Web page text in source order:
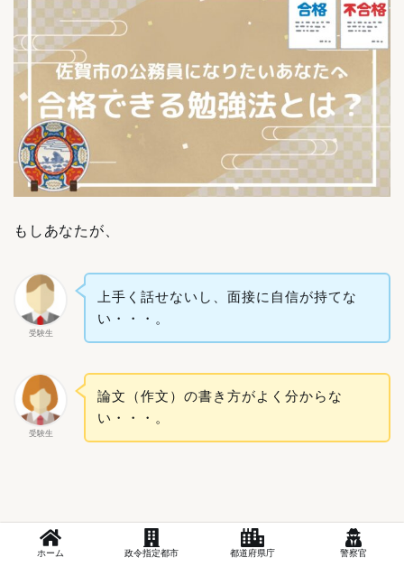
もしあなたが、
受験生
上手く話せないし、面接に自信が持てな
い・・・。
受験生
論文（作文）の書き方がよく分からな
い・・・。
上記のように採用試験に不安を抱えているなら、ぜひ
ホーム 政令指定都市 都道府県庁 警察官